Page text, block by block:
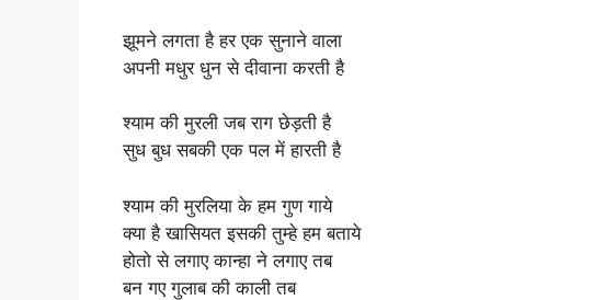
झूमने लगता है हर एक सुनाने वाला
अपनी मधुर धुन से दीवाना करती है
श्याम की मुरली जब राग छेड़ती है
सुध बुध सबकी एक पल में हारती है
श्याम की मुरलिया के हम गुण गाये
क्या है खासियत इसकी तुम्हे हम बताये
होतो से लगाए कान्हा ने लगाए तब
बन गए गुलाब की काली तब